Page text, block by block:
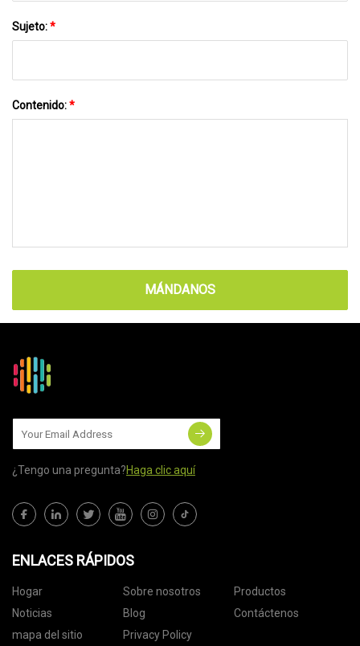
Sujeto:*
Contenido:*
MÁNDANOS
¿Tengo una pregunta?Haga clic aquí
ENLACES RÁPIDOS
Hogar Sobre nosotros
Productos
Noticias
Blog
Contáctenos
mapa del sitio
Privacy Policy